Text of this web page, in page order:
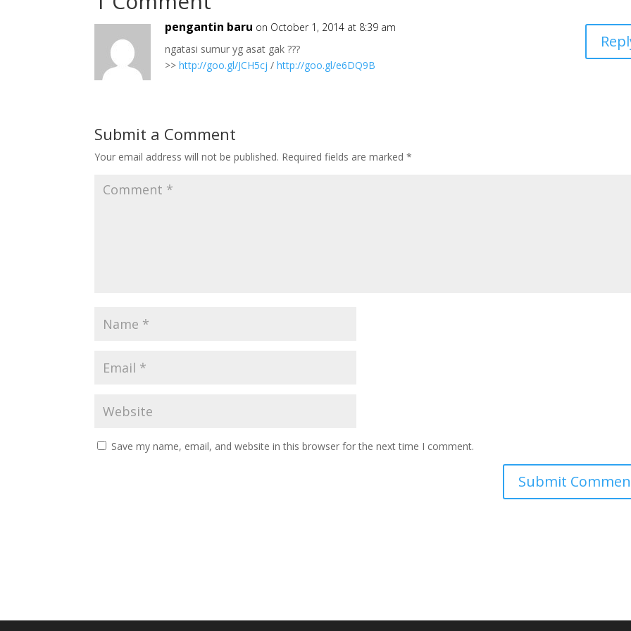
pengantin baru on October 1, 2014 at 8:39 am
ngatasi sumur yg asat gak ???
>>http://goo.gl/JCH5cj /http://goo.gl/e6DQ9B
Submit a Comment
Your email address will not be published. Required fields are marked*
Save my name, email, and website in this browser for the next time I comment.